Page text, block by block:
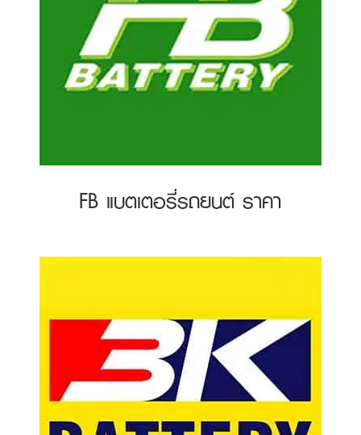
FB แบตเตอรี่รถยนต์ ราคา